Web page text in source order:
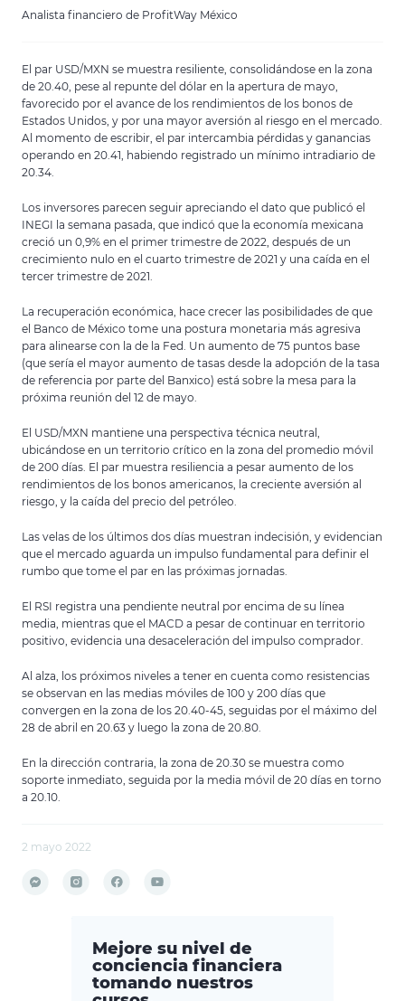
Analista financiero de ProfitWay México
El par USD/MXN se muestra resiliente, consolidándose en la zona
de 20.40, pese al repunte del dólar en la apertura de mayo,
favorecido por el avance de los rendimientos de los bonos de
Estados Unidos, y por una mayor aversión al riesgo en el mercado.
Al momento de escribir, el par intercambia pérdidas y ganancias
operando en 20.41, habiendo registrado un mínimo intradiario de
20.34.
Los inversores parecen seguir apreciando el dato que publicó el
INEGI la semana pasada, que indicó que la economía mexicana
creció un 0,9% en el primer trimestre de 2022, después de un
crecimiento nulo en el cuarto trimestre de 2021 y una caída en el
tercer trimestre de 2021.
La recuperación económica, hace crecer las posibilidades de que
el Banco de México tome una postura monetaria más agresiva
para alinearse con la de la Fed. Un aumento de 75 puntos base
(que sería el mayor aumento de tasas desde la adopción de la tasa
de referencia por parte del Banxico) está sobre la mesa para la
próxima reunión del 12 de mayo.
El USD/MXN mantiene una perspectiva técnica neutral,
ubicándose en un territorio crítico en la zona del promedio móvil
de 200 días. El par muestra resiliencia a pesar aumento de los
rendimientos de los bonos americanos, la creciente aversión al
riesgo, y la caída del precio del petróleo.
Las velas de los últimos dos días muestran indecisión, y evidencian
que el mercado aguarda un impulso fundamental para definir el
rumbo que tome el par en las próximas jornadas.
El RSI registra una pendiente neutral por encima de su línea
media, mientras que el MACD a pesar de continuar en territorio
positivo, evidencia una desaceleración del impulso comprador.
Al alza, los próximos niveles a tener en cuenta como resistencias
se observan en las medias móviles de 100 y 200 días que
convergen en la zona de los 20.40-45, seguidas por el máximo del
28 de abril en 20.63 y luego la zona de 20.80.
En la dirección contraria, la zona de 20.30 se muestra como
soporte inmediato, seguida por la media móvil de 20 días en torno
a 20.10.
2 mayo 2022
Mejore su nivel de
conciencia financiera
tomando nuestros